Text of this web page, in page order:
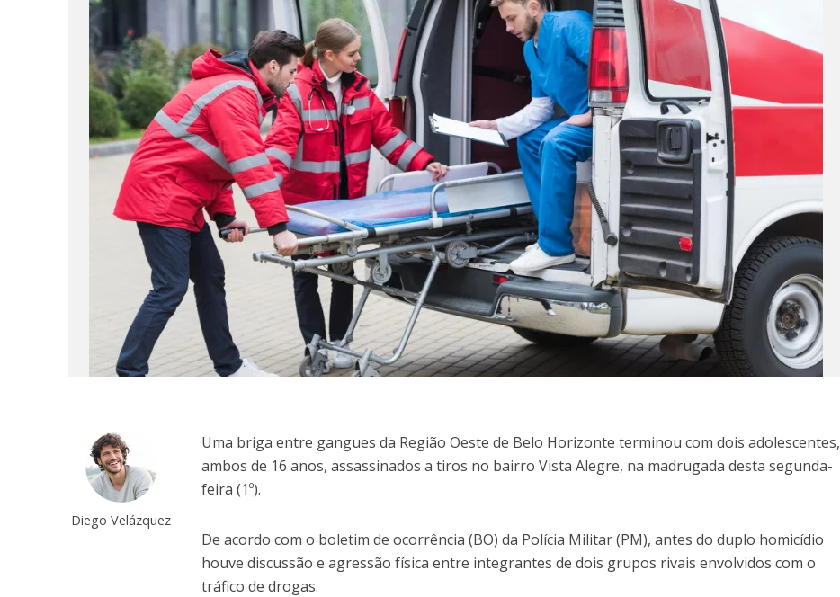
Diego Velázquez
Uma briga entre gangues da Região Oeste de Belo Horizonte terminou com dois adolescentes,
ambos de 16 anos, assassinados a tiros no bairro Vista Alegre, na madrugada desta segunda-
feira (1º).
De acordo com o boletim de ocorrência (BO) da Polícia Militar (PM), antes do duplo homicídio
houve discussão e agressão física entre integrantes de dois grupos rivais envolvidos com o
tráfico de drogas.